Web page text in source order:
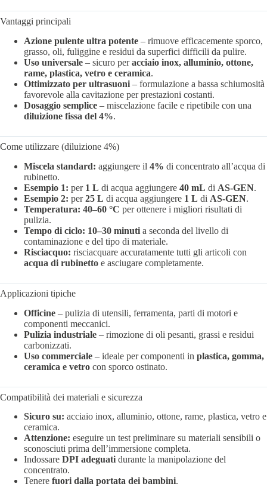
Vantaggi principali
Azione pulente ultra potente – rimuove efficacemente sporco,
grasso, oli, fuliggine e residui da superfici difficili da pulire.
Uso universale – sicuro peracciaio inox, alluminio, ottone,
rame, plastica, vetro e ceramica.
Ottimizzato per ultrasuoni – formulazione a bassa schiumosità
favorevole alla cavitazione per prestazioni costanti.
Dosaggio semplice – miscelazione facile e ripetibile con una
diluizione fissa del 4%.
Come utilizzare (diluizione 4%)
Miscela standard: aggiungere il 4% di concentrato all’acqua di
rubinetto.
Esempio 1: per 1 L di acqua aggiungere 40 mL di AS-GEN.
Esempio 2: per25 L di acqua aggiungere 1 L di AS-GEN.
Temperatura: 40–60 °C per ottenere i migliori risultati di
pulizia.
Tempo di ciclo: 10–30 minuti a seconda del livello di
contaminazione e del tipo di materiale.
Risciacquo: risciacquare accuratamente tutti gli articoli con
acqua di rubinetto e asciugare completamente.
Applicazioni tipiche
Officine – pulizia di utensili, ferramenta, parti di motori e
componenti meccanici.
Pulizia industriale – rimozione di oli pesanti, grassi e residui
carbonizzati.
Uso commerciale – ideale per componenti in plastica, gomma,
ceramica e vetro con sporco ostinato.
Compatibilità dei materiali e sicurezza
Sicuro su: acciaio inox, alluminio, ottone, rame, plastica, vetro e
ceramica.
Attenzione: eseguire un test preliminare su materiali sensibili o
sconosciuti prima dell’immersione completa.
Indossare DPI adeguati durante la manipolazione del
concentrato.
Tenere fuori dalla portata dei bambini.